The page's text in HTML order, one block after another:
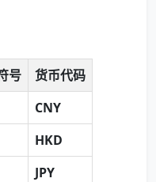
号
货币代码
CNY
HKD
JPY